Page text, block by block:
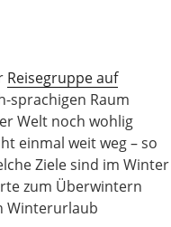
Reisegruppe auf
sprachigen Raum
Welt noch wohlig
einmal weit weg – so
Ziele sind im Winter
zum Überwintern
Winterurlaub